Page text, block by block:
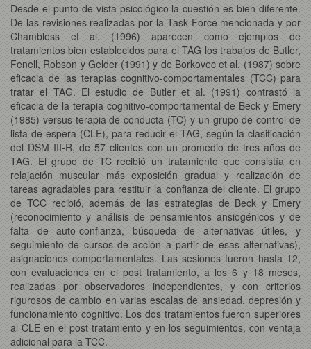
Desde el punto de vista psicológico la cuestión es bien diferente.
De las revisiones realizadas por la Task Force mencionada y por
Chambless et al. (1996) aparecen como ejemplos de
tratamientos bien establecidos para el TAG los trabajos de Butler,
Fenell, Robson y Gelder (1991) y de Borkovec et al. (1987) sobre
eficacia de las terapias cognitivo-comportamentales (TCC) para
tratar el TAG. El estudio de Butler et al. (1991) contrastó la
eficacia de la terapia cognitivo-comportamental de Beck y Emery
(1985) versus terapia de conducta (TC) y un grupo de control de
lista de espera (CLE), para reducir el TAG, según la clasificación
del DSM III-R, de 57 clientes con un promedio de tres años de
TAG. El grupo de TC recibió un tratamiento que consistía en
relajación muscular más exposición gradual y realización de
tareas agradables para restituir la confianza del cliente. El grupo
de TCC recibió, además de las estrategias de Beck y Emery
(reconocimiento y análisis de pensamientos ansiogénicos y de
falta de auto-confianza, búsqueda de alternativas útiles, y
seguimiento de cursos de acción a partir de esas alternativas),
asignaciones comportamentales. Las sesiones fueron hasta 12,
con evaluaciones en el post tratamiento, a los 6 y 18 meses,
realizadas por observadores independientes, y con criterios
rigurosos de cambio en varias escalas de ansiedad, depresión y
funcionamiento cognitivo. Los dos tratamientos fueron superiores
al CLE en el post tratamiento y en los seguimientos, con ventaja
adicional para la TCC.